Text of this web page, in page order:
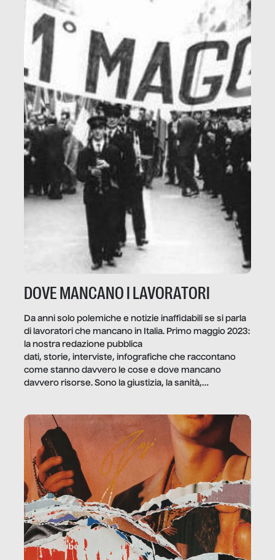
DOVE MANCANO I LAVORATORI
Da anni solo polemiche e notizie inaffidabili se si parla
di lavoratori che mancano in Italia. Primo maggio 2023:
la nostra redazione pubblica
dati, storie, interviste, infografiche che raccontano
come stanno davvero le cose e dove mancano
davvero risorse. Sono la giustizia, la sanità,